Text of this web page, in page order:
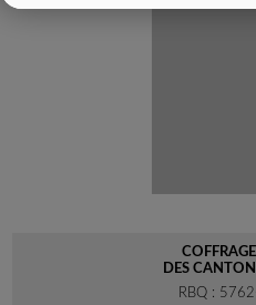
DES
RBQ :